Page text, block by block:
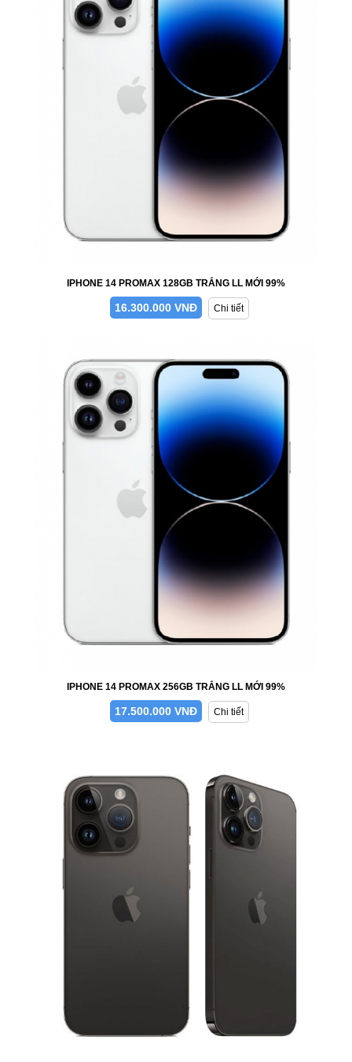
IPHONE 14 PROMAX 128GB TRẮNG LL MỚI 99%
16.300.000 VNĐ Chi tiết
IPHONE 14 PROMAX 256GB TRẮNG LL MỚI 99%
17.500.000 VNĐ Chi tiết